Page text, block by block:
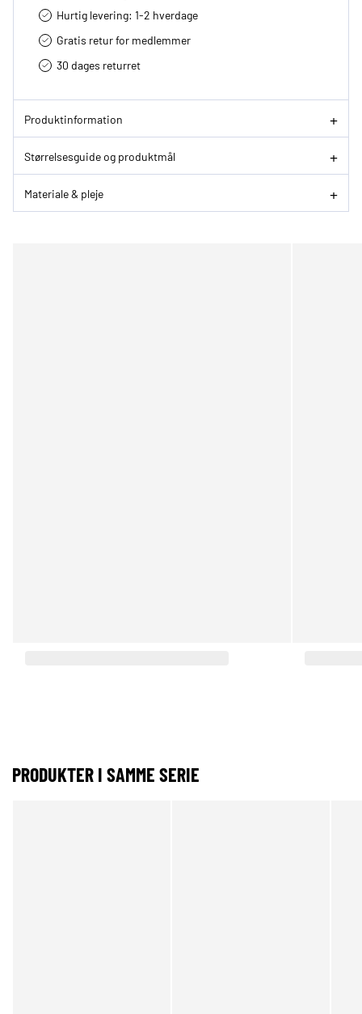
Hurtig levering­: 1-2 hverdage
Gratis retur for medlemmer
30 dages returret
Produktinformation
Størrelsesguide og produktmål
Materiale & pleje
PRODUKTER I SAMME SERIE